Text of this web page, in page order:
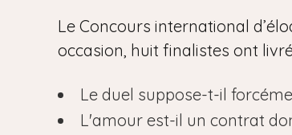
Le Concours international
occasion, huit finalistes ont
Le duel suppose-t-il
L'amour est-il un contrat